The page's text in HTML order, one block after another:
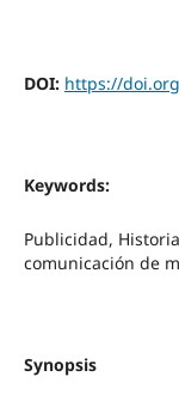
DOI: https://
Keywords:
Publicidad,
comunicación de
Synopsis